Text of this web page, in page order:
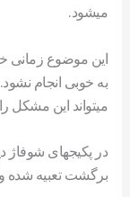
میشود.
این موضوع زمانی
به خوبی انجام
میتواند این مشکل
در پکیجهای
برگشت تعبیه شده